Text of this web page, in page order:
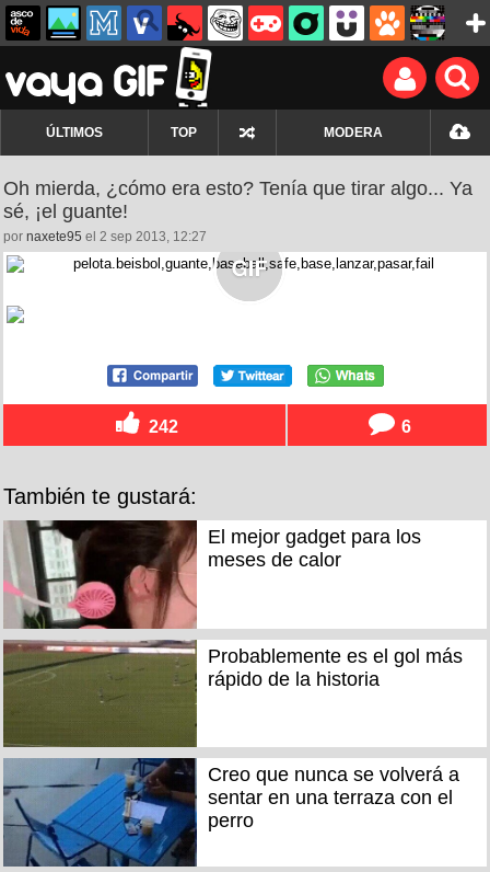
ÚLTIMOS TOP MODERA
Oh mierda, ¿cómo era esto? Tenía que tirar algo... Ya
sé, ¡el guante!
por naxete95 el 2 sep 2013, 12:27
242 6
También te gustará:
El mejor gadget para los
meses de calor
Probablemente es el gol más
rápido de la historia
Creo que nunca se volverá a
sentar en una terraza con el
perro